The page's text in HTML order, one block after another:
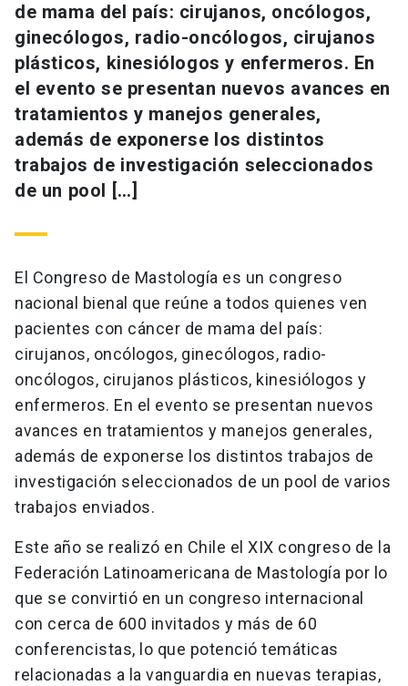
de mama del país: cirujanos, oncólogos,
ginecólogos, radio-oncólogos, cirujanos
plásticos, kinesiólogos y enfermeros. En
el evento se presentan nuevos avances en
tratamientos y manejos generales,
además de exponerse los distintos
trabajos de investigación seleccionados
de un pool […]
El Congreso de Mastología es un congreso
nacional bienal que reúne a todos quienes ven
pacientes con cáncer de mama del país:
cirujanos, oncólogos, ginecólogos, radio-
oncólogos, cirujanos plásticos, kinesiólogos y
enfermeros. En el evento se presentan nuevos
avances en tratamientos y manejos generales,
además de exponerse los distintos trabajos de
investigación seleccionados de un pool de varios
trabajos enviados.
Este año se realizó en Chile el XIX congreso de la
Federación Latinoamericana de Mastología por lo
que se convirtió en un congreso internacional
con cerca de 600 invitados y más de 60
conferencistas, lo que potenció temáticas
relacionadas a la vanguardia en nuevas terapias,